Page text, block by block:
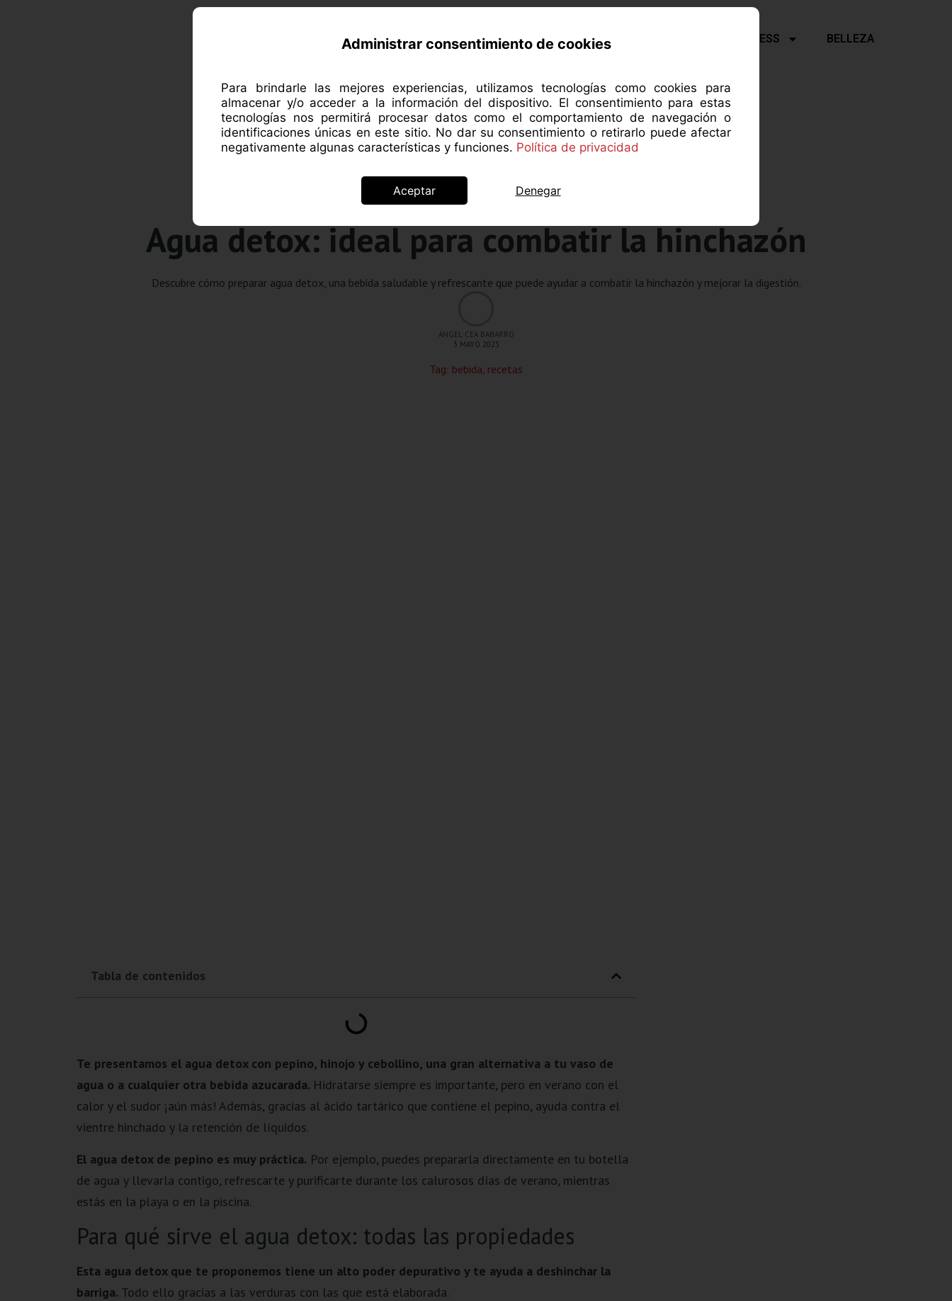
Administrar consentimiento de cookies
Para brindarle las mejores experiencias, utilizamos tecnologías como cookies para
almacenar y/o acceder a la información del dispositivo. El consentimiento para estas
tecnologías nos permitirá procesar datos como el comportamiento de navegación o
identificaciones únicas en este sitio. No dar su consentimiento o retirarlo puede afectar
negativamente algunas características y funciones. Política de privacidad
Aceptar Denegar
ACERCA DE MANZANAROJA NUTRICIÓN SALUD Y PSICOLOGÍA FITNESS BELLEZA
Agua detox: ideal para combatir la hinchazón
Descubre cómo preparar agua detox, una bebida saludable y refrescante que puede ayudar a combatir la hinchazón y mejorar la digestión.
ÁNGEL CEA BABARRO
3 MAYO 2023
Tag: bebida, recetas
Tabla de contenidos
Te presentamos el agua detox con pepino, hinojo y cebollino, una gran alternativa a tu vaso de
agua o a cualquier otra bebida azucarada. Hidratarse siempre es importante, pero en verano con el
calor y el sudor ¡aún más! Además, gracias al ácido tartárico que contiene el pepino, ayuda contra el
vientre hinchado y la retención de líquidos.
El agua detox de pepino es muy práctica. Por ejemplo, puedes prepararla directamente en tu botella
de agua y llevarla contigo, refrescarte y purificarte durante los calurosos días de verano, mientras
estás en la playa o en la piscina.
Para qué sirve el agua detox: todas las propiedades
Esta agua detox que te proponemos tiene un alto poder depurativo y te ayuda a deshinchar la
barriga. Todo ello gracias a las verduras con las que está elaborada.